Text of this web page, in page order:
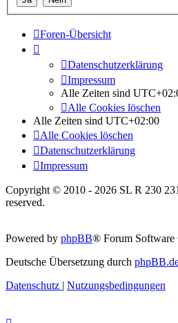
Foren-Übersicht
Datenschutzerklärung
Impressum
Alle Zeiten sind
Alle Cookies löschen
Alle Zeiten sind UTC+02:00
Alle Cookies löschen
Datenschutzerklärung
Impressum
Copyright © 2010 - 2026 SL R 230
reserved.
Powered by phpBB® Forum
Deutsche Übersetzung durch
Datenschutz | Nutzungsbedingungen